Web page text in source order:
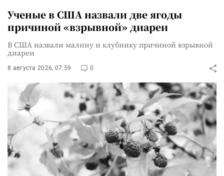
Ученые в США назвали две ягоды
причиной «взрывной» диареи
В США назвали малину и клубнику причиной взрывной
диареи
8 августа 2026, 07:59 0